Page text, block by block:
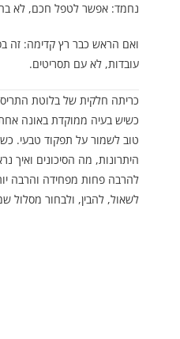
נחמד: אפשר לטפל חכם, לא
ואם הראש כבר רץ קדימה: זה
עובדות, לא עם תסריטים.
כריתה חלקית של בלוטת התריס
כשיש בעיה ממוקדת באונה אחת
טוב לשמור על תפקוד טבעי.
היתרונות, מה הסיכונים
להרבה פחות מפחידה והרבה
לשאול, להבין, ולבחור מסלול